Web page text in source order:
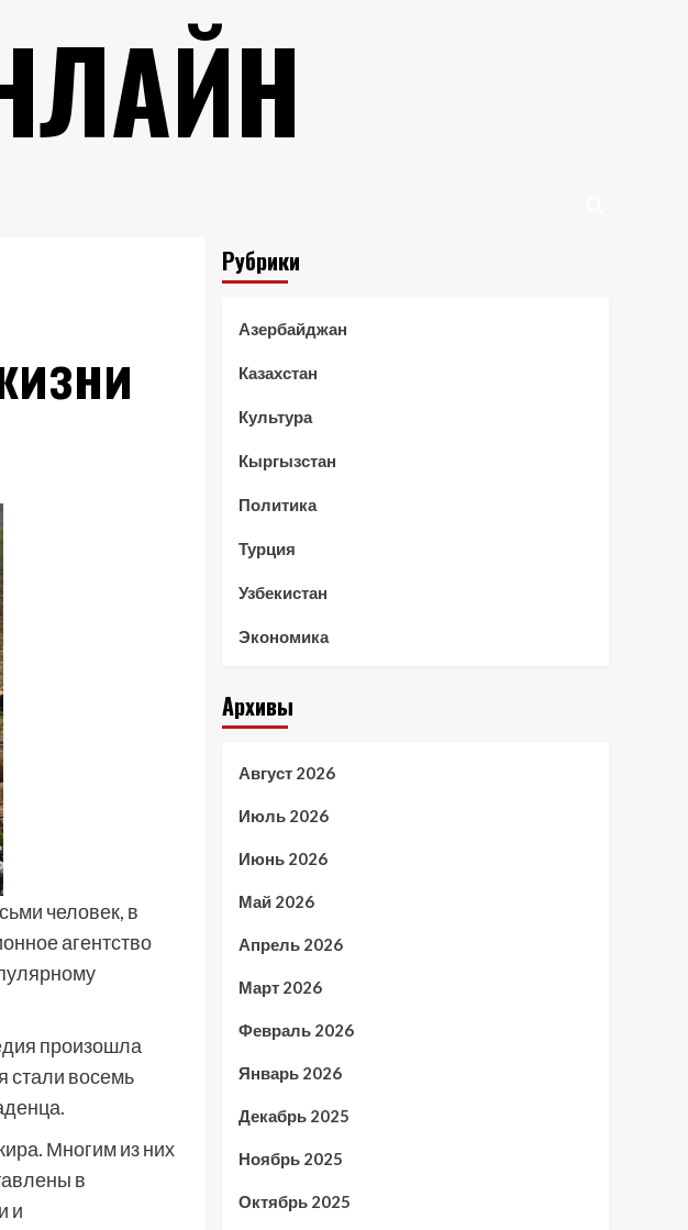
человек, в
агентство
произошла
стали восемь
Многим из них
в
и
Рубрики
Азербайджан
Казахстан
Культура
Кыргызстан
Политика
Турция
Узбекистан
Экономика
Архивы
Август 2026
Июль 2026
Июнь 2026
Май 2026
Апрель 2026
Март 2026
Февраль 2026
Январь 2026
Декабрь 2025
Ноябрь 2025
Октябрь 2025